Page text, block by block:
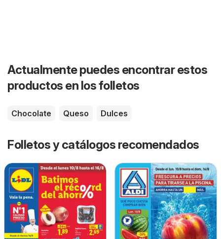
Actualmente puedes encontrar estos
productos en los folletos
Chocolate Queso Dulces
Folletos y catálogos recomendados